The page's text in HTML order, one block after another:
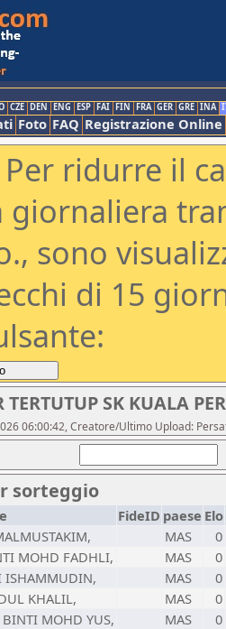
CZE DEN ENG ESP FAI FIN FRA GER GRE INA
Foto FAQ Registrazione Online
ridurre il
giornaliera
sono
di 15
SK KUALA
06:00:42, Creatore/Ultimo Upload:
sorteggio
FideID paese Elo
MAS
0
MOHD FADHLI, MAS
0
ISHAMMUDIN, MAS
0
KHALIL, MAS
0
MOHD YUS, MAS
0